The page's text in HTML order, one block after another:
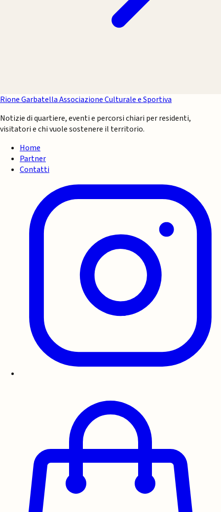
Rione GarbatellaAssociazione Culturale e Sportiva
Notizie di quartiere, eventi e percorsi chiari per residenti,
visitatori e chi vuole sostenere il territorio.
Home
Partner
Contatti